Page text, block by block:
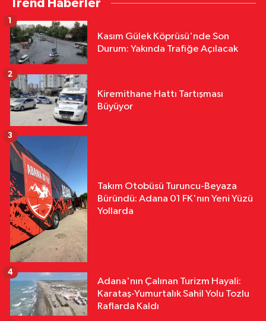
Trend Haberler
Kasım Gülek Köprüsü'nde Son
Durum: Yakında Trafiğe Açılacak
1
Kiremithane Hattı Tartışması
Büyüyor
2
Takım Otobüsü Turuncu-Beyaza
Büründü: Adana 01 FK'nın Yeni Yüzü
Yollarda
3
Adana'nın Çalınan Turizm Hayali:
Karataş-Yumurtalık Sahil Yolu Tozlu
Raflarda Kaldı
4